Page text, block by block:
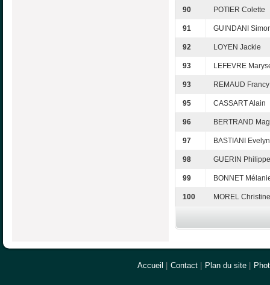
90 POTIER Colette
91 GUINDANI
92 LOYEN Jackie
93 LEFEVRE
93 REMAUD Francy
95 CASSART Alain
96 BERTRAND
97 BASTIANI
98 GUERIN Philippe
99 BONNET
100 MOREL Christine
Accueil Contact Plan du site